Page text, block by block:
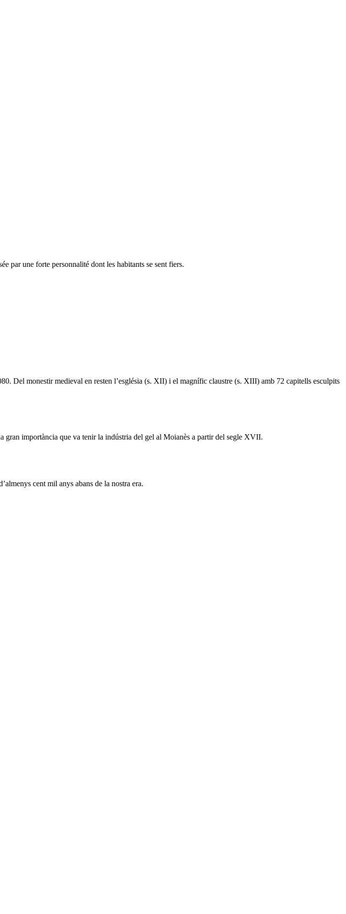
par une forte personnalité dont les habitants se sent fiers.
Del monestir medieval en resten l’església (s. XII) i el magnífic claustre (s. XIII) amb 72 capitells esculpits
gran importància que va tenir la indústria del gel al Moianès a partir del segle XVII.
cent mil anys abans de la nostra era.